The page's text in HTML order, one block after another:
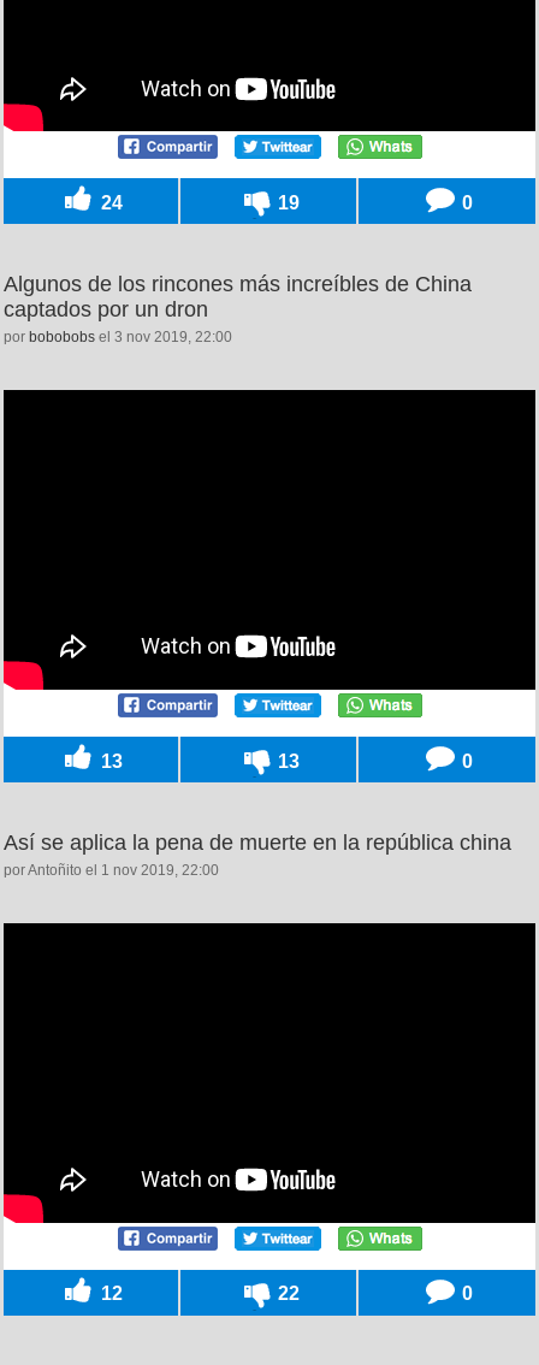
24 19 0
Algunos de los rincones más increíbles de China
captados por un dron
por bobobobs el 3 nov 2019, 22:00
13 13 0
Así se aplica la pena de muerte en la república china
por Antoñito el 1 nov 2019, 22:00
12 22 0